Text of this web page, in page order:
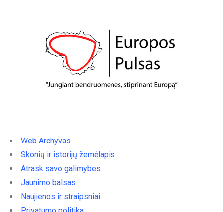
Web Archyvas
Skonių ir istorijų žemėlapis
Atrask savo galimybes
Jaunimo balsas
Naujienos ir straipsniai